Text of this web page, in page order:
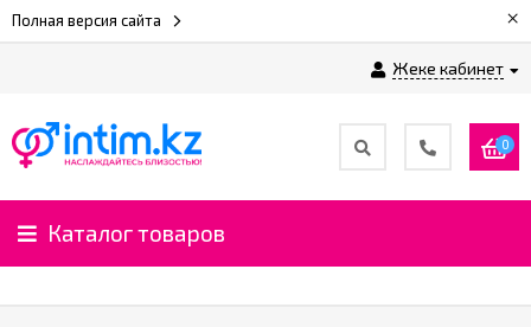
Полная версия сайта ×
Жеке кабинет
0
Каталог товаров